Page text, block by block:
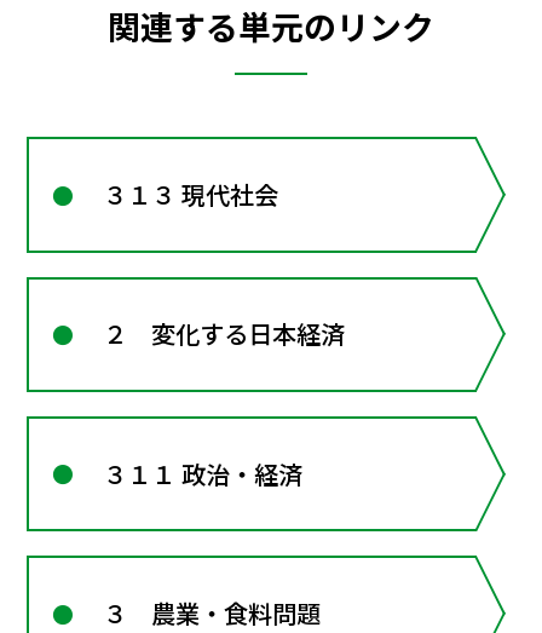
関連する単元のリンク
３１３ 現代社会
２ 変化する日本経済
３１１ 政治・経済
３ 農業・食料問題